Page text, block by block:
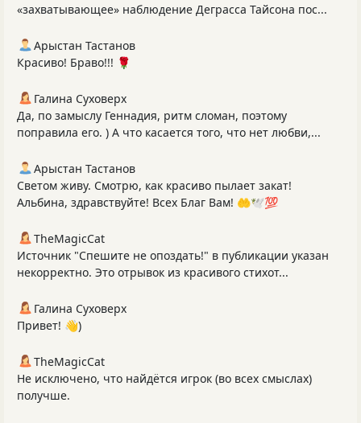
«захватывающее» наблюдение Деграсса Тайсона пос...
Арыстан Тастанов
Красиво! Браво!!! 🌹
Галина Суховерх
Да, по замыслу Геннадия, ритм сломан, поэтому
поправила его. ) А что касается того, что нет любви,...
Арыстан Тастанов
Светом живу. Смотрю, как красиво пылает закат!
Альбина, здравствуйте! Всех Благ Вам! 🤲🕊️💯
TheMagicCat
Источник "Спешите не опоздать!" в публикации указан
некорректно. Это отрывок из красивого стихот...
Галина Суховерх
Привет! 👋)
TheMagicCat
Не исключено, что найдётся игрок (во всех смыслах)
получше.